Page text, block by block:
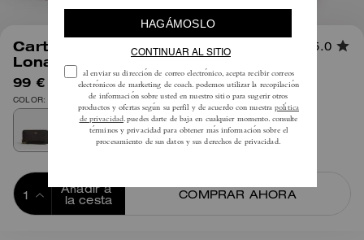
Cartera Grande con Cremallera en
Lona Signature
5.0
99 € 225 €
COLOR: Oro/Castaño/Negro
Añadir a
la cesta
COMPRAR AHORA